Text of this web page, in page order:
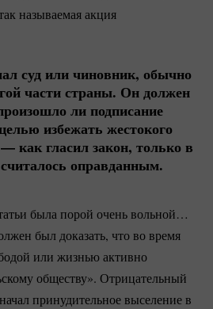
называемая акция
суд или чиновник, обычно
части страны. Он должен
ли подписание
избежать жестокого
как гласил закон, только в
оправданным.
была порой очень вольной…
был доказать, что во время
или жизнью активно
обществу». Отрицательный
принудительное выселение в